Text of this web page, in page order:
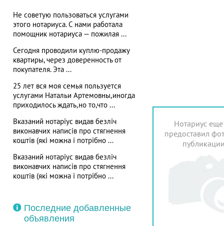
Не советую пользоваться услугами
этого нотариуса. С нами работала
помощник нотариуса — пожилая ...
Сегодня проводили куплю-продажу
квартиры, через доверенность от
покупателя. Эта ...
25 лет вся моя семья пользуется
услугами Натальи Артемовны,иногда
приходилось ждать,но то,что ...
Вказаний нотаріус видав безліч
виконавчих написів про стягнення
коштів (які можна і потрібно ...
Вказаний нотаріус видав безліч
виконавчих написів про стягнення
коштів (які можна і потрібно ...
Последние добавленные
объявления
Нотариус
предоставил